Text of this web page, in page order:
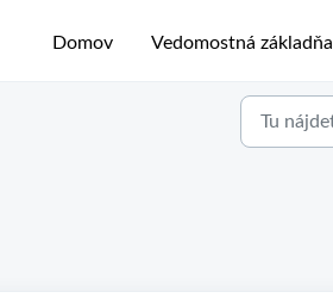
Domov Vedomostná základňa